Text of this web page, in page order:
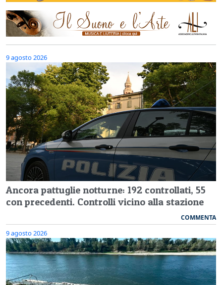
9 agosto 2026
Ancora pattuglie notturne: 192 controllati, 55
con precedenti. Controlli vicino alla stazione
COMMENTA
9 agosto 2026